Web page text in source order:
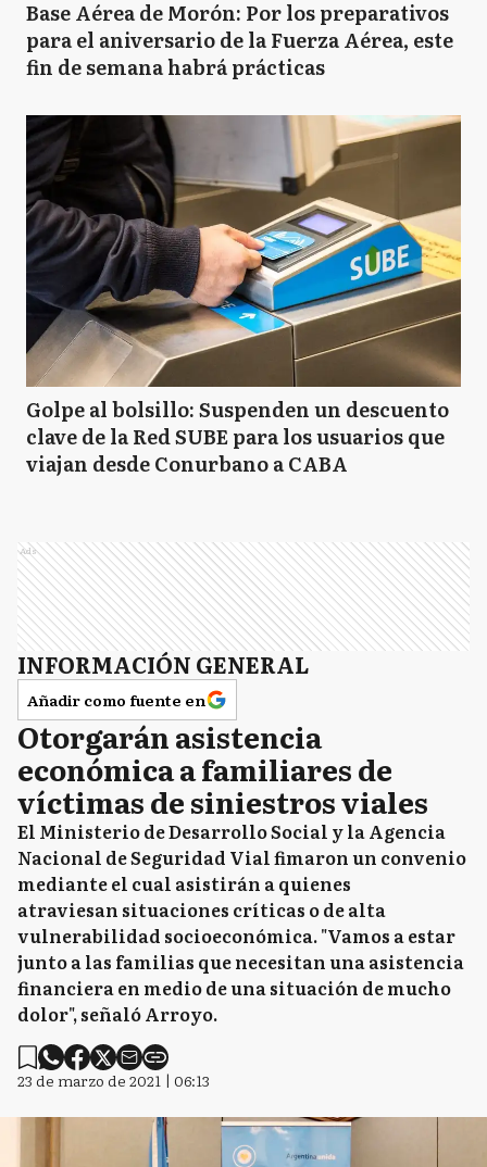
Base Aérea de Morón: Por los preparativos
para el aniversario de la Fuerza Aérea, este
fin de semana habrá prácticas
Golpe al bolsillo: Suspenden un descuento
clave de la Red SUBE para los usuarios que
viajan desde Conurbano a CABA
Ads
INFORMACIÓN GENERAL
Añadir como fuente en
Otorgarán asistencia
económica a familiares de
víctimas de siniestros viales
El Ministerio de Desarrollo Social y la Agencia
Nacional de Seguridad Vial fimaron un convenio
mediante el cual asistirán a quienes
atraviesan situaciones críticas o de alta
vulnerabilidad socioeconómica. "Vamos a estar
junto a las familias que necesitan una asistencia
financiera en medio de una situación de mucho
dolor", señaló Arroyo.
23 de marzo de 2021 | 06:13